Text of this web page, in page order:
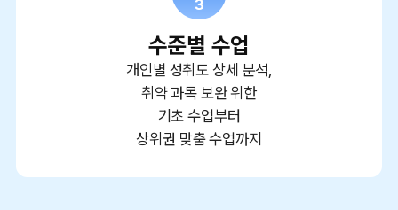
3
수준별 수업
개인별 성취도 상세 분석,
취약 과목 보완 위한
기초 수업부터
상위권 맞춤 수업까지